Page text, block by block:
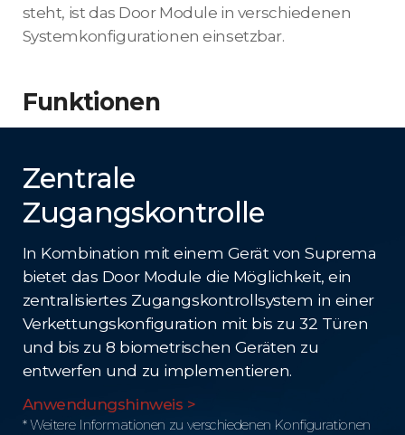
steht, ist das Door Module in verschiedenen
Systemkonfigurationen einsetzbar.
Funktionen
Zentrale
Zugangskontrolle
In Kombination mit einem Gerät von Suprema
bietet das Door Module die Möglichkeit, ein
zentralisiertes Zugangskontrollsystem in einer
Verkettungskonfiguration mit bis zu 32 Türen
und bis zu 8 biometrischen Geräten zu
entwerfen und zu implementieren.
Anwendungshinweis >
* Weitere Informationen zu verschiedenen Konfigurationen